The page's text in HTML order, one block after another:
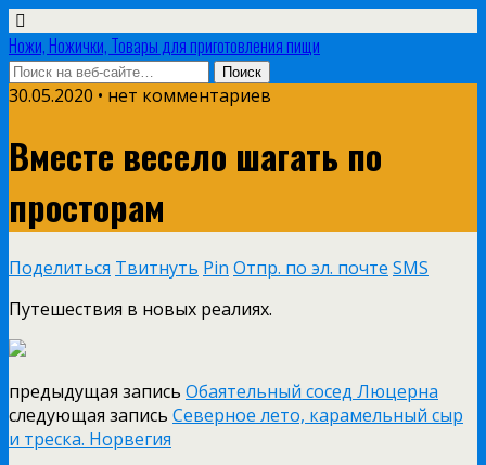
Ножи, Ножички, Товары для приготовления пищи
30.05.2020 • нет комментариев
Вместе весело шагать по
просторам
Поделиться Твитнуть Pin Отпр. по эл. почте SMS
Путешествия в новых реалиях.
предыдущая запись Обаятельный сосед Люцерна
следующая запись Северное лето, карамельный сыр
и треска. Норвегия